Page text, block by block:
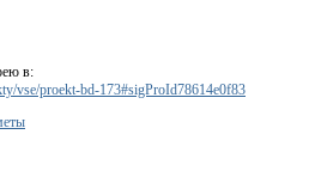
в:
vse/proekt-bd-173#sigProId78614e0f83